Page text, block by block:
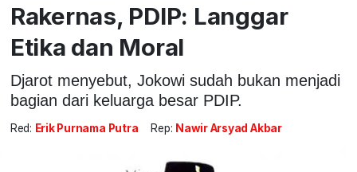
Rakernas, PDIP: Langgar
Etika dan Moral
Djarot menyebut, Jokowi sudah bukan menjadi
bagian dari keluarga besar PDIP.
Red: Erik Purnama Putra Rep: Nawir Arsyad Akbar